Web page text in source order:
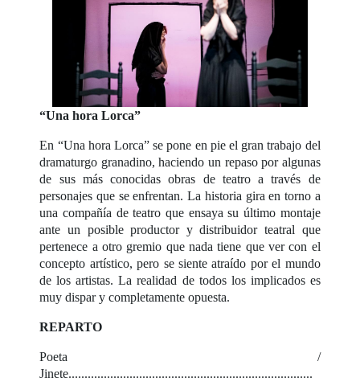
“Una hora Lorca”
En “Una hora Lorca” se pone en pie el gran trabajo del
dramaturgo granadino, haciendo un repaso por algunas
de sus más conocidas obras de teatro a través de
personajes que se enfrentan. La historia gira en torno a
una compañía de teatro que ensaya su último montaje
ante un posible productor y distribuidor teatral que
pertenece a otro gremio que nada tiene que ver con el
concepto artístico, pero se siente atraído por el mundo
de los artistas. La realidad de todos los implicados es
muy dispar y completamente opuesta.
REPARTO
Poeta /
Jinete............................................................................